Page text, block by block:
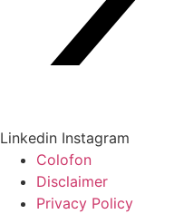
Linkedin Instagram
Colofon
Disclaimer
Privacy Policy